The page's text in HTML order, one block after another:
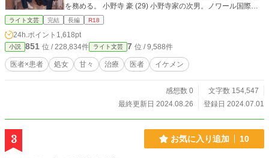
を務める。 小野寺 豪 (29) 小野寺家の次男。ノワール国際病
院の外科医。 小野寺 蓮 (27) 小野寺家の三男。ノワール国際
ール国際病院の外科医。元医院長であり、りさの元主治医。
小野寺 楓 (32) 小野寺家の長女。外資系航空会社の国際線C
A。イギリス在住。 白鳥 聖司 りさの父。ノワール国際病院の
外科医。りさが9歳の時に他界。 白鳥 優子 りさの母。ノワー
続編『ひなとDoctors 〜柱と呼ばれる医師たち〜』をただい
ま連載中です。ぜひ、そちらもご覧ください♪ ※他サイトに
ライト文芸 完結 長編 R18
24h.ポイント 1,618pt
小説 851 位 / 228,834件 ライト文芸 7 位 / 9,588件
医者×患者 処女 甘々 治療 医者 イケメン
感想数 0
文字数 154,547
最終更新日 2024.08.26
登録日 2024.07.01
3 お気に入り追加 10